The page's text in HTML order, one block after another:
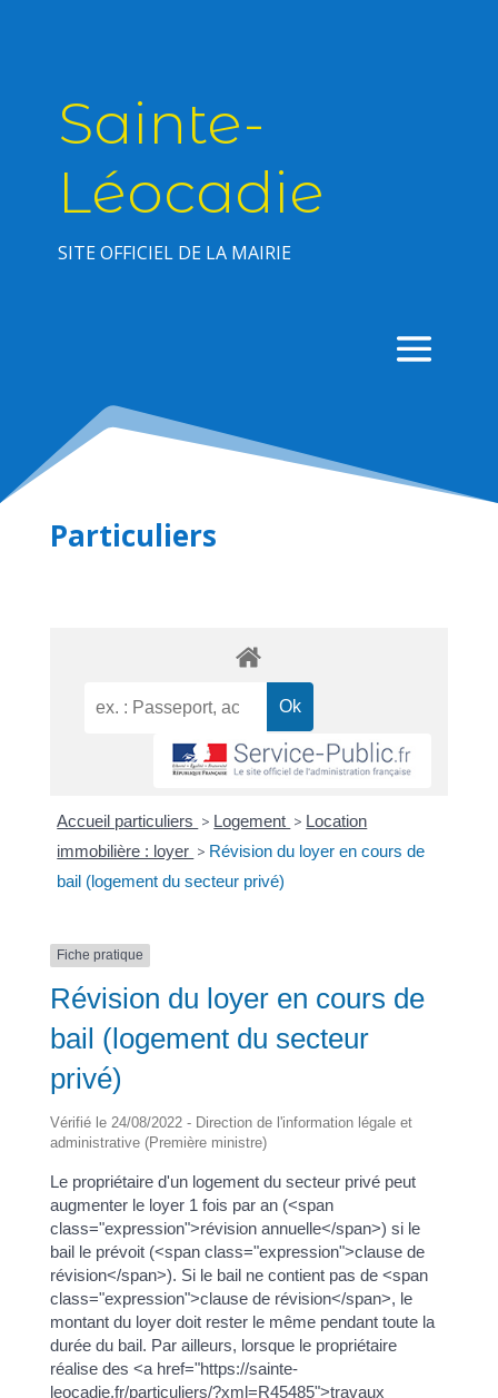
Sainte-
Léocadie
SITE OFFICIEL DE LA MAIRIE
Particuliers
Accueil particuliers > Logement > Location
immobilière : loyer > Révision du loyer en cours de
bail (logement du secteur privé)
Fiche pratique
Révision du loyer en cours de
bail (logement du secteur
privé)
Vérifié le 24/08/2022 - Direction de l'information légale et
administrative (Première ministre)
Le propriétaire d'un logement du secteur privé peut
augmenter le loyer 1 fois par an (<span
class="expression">révision annuelle</span>) si le
bail le prévoit (<span class="expression">clause de
révision</span>). Si le bail ne contient pas de <span
class="expression">clause de révision</span>, le
montant du loyer doit rester le même pendant toute la
durée du bail. Par ailleurs, lorsque le propriétaire
réalise des <a href="https://sainte-
leocadie.fr/particuliers/?xml=R45485">travaux